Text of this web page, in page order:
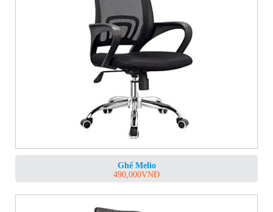
Ghế Melio
490,000VNĐ